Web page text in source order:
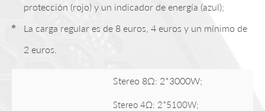
protección (rojo) y un indicador de energía (azul);
La carga regular es de 8 euros, 4 euros y un mínimo de
2 euros.
Stereo 8Ω: 2*3000W;
Stereo 4Ω: 2*5100W;